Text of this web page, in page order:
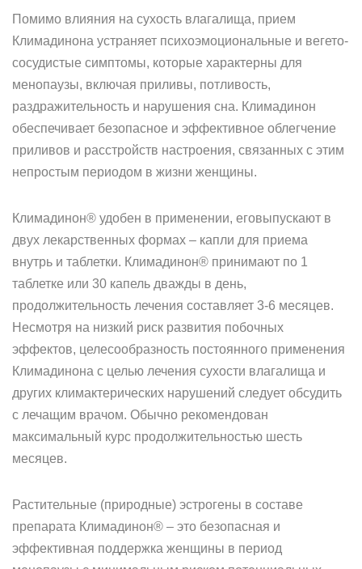
Помимо влияния на сухость влагалища, прием
Климадинона устраняет психоэмоциональные и вегето-
сосудистые симптомы, которые характерны для
менопаузы, включая приливы, потливость,
раздражительность и нарушения сна. Климадинон
обеспечивает безопасное и эффективное облегчение
приливов и расстройств настроения, связанных с этим
непростым периодом в жизни женщины.
Климадинон® удобен в применении, еговыпускают в
двух лекарственных формах – капли для приема
внутрь и таблетки. Климадинон® принимают по 1
таблетке или 30 капель дважды в день,
продолжительность лечения составляет 3-6 месяцев.
Несмотря на низкий риск развития побочных
эффектов, целесообразность постоянного применения
Климадинона с целью лечения сухости влагалища и
других климактерических нарушений следует обсудить
с лечащим врачом. Обычно рекомендован
максимальный курс продолжительностью шесть
месяцев.
Растительные (природные) эстрогены в составе
препарата Климадинон® – это безопасная и
эффективная поддержка женщины в период